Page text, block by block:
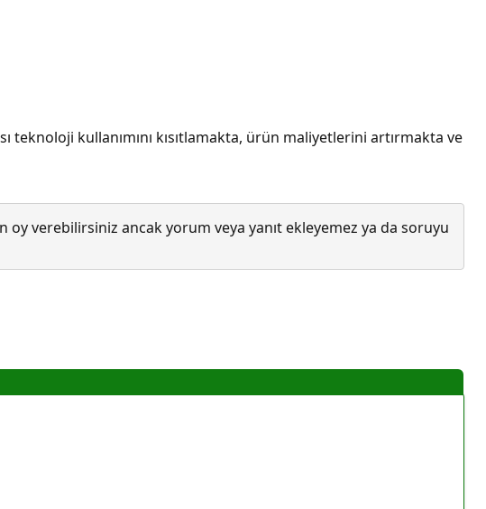
teknoloji kullanımını kısıtlamakta, ürün maliyetlerini artırmakta ve
oy verebilirsiniz ancak yorum veya yanıt ekleyemez ya da soruyu